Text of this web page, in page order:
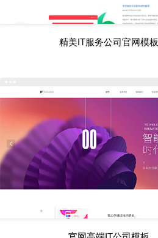
精美IT服务公司官网模板